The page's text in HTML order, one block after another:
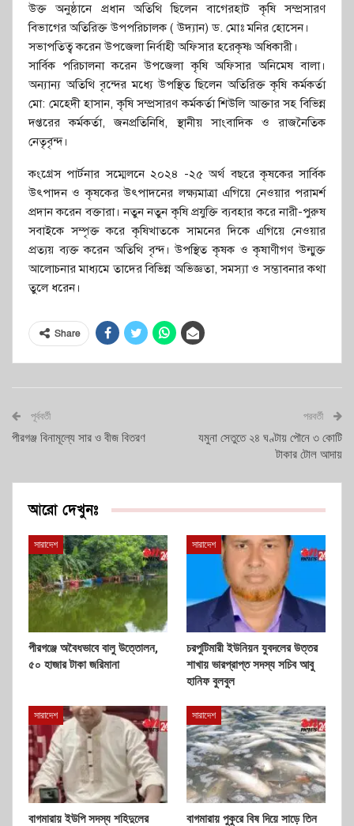
উক্ত অনুষ্ঠানে প্রধান অতিথি ছিলেন বাগেরহাট কৃষি সম্প্রসারণ
বিভাগের অতিরিক্ত উপপরিচালক ( উদ্যান) ড. মোঃ মনির হোসেন।
সভাপতিত্ব করেন উপজেলা নির্বাহী অফিসার হরেকৃষ্ণ অধিকারী।
সার্বিক পরিচালনা করেন উপজেলা কৃষি অফিসার অনিমেষ বালা।
অন্যান্য অতিথি বৃন্দের মধ্যে উপস্থিত ছিলেন অতিরিক্ত কৃষি কর্মকর্তা
মো: মেহেদী হাসান, কৃষি সম্প্রসারণ কর্মকর্তা শিউলি আক্তার সহ বিভিন্ন
দপ্তরের কর্মকর্তা, জনপ্রতিনিধি, স্থানীয় সাংবাদিক ও রাজনৈতিক
নেতৃবৃন্দ।
কংগ্রেস পার্টনার সম্মেলনে ২০২৪ -২৫ অর্থ বছরে কৃষকের সার্বিক
উৎপাদন ও কৃষকের উৎপাদনের লক্ষ্যমাত্রা এগিয়ে নেওয়ার পরামর্শ
প্রদান করেন বক্তারা। নতুন নতুন কৃষি প্রযুক্তি ব্যবহার করে নারী-পুরুষ
সবাইকে সম্পৃক্ত করে কৃষিখাতকে সামনের দিকে এগিয়ে নেওয়ার
প্রত্যয় ব্যক্ত করেন অতিথি বৃন্দ। উপস্থিত কৃষক ও কৃষাণীগণ উন্মুক্ত
আলোচনার মাধ্যমে তাদের বিভিন্ন অভিজ্ঞতা, সমস্যা ও সম্ভাবনার কথা
তুলে ধরেন।
Share
পূর্ববর্তী
পীরগঞ্জ বিনামূল্যে সার ও বীজ বিতরণ
পরবর্তী
যমুনা সেতুতে ২৪ ঘণ্টায় পৌনে ৩ কোটি
টাকার টোল আদায়
আরো দেখুনঃ
সারাদেশ
পীরগঞ্জে অবৈধভাবে বালু উত্তোলন,
৫০ হাজার টাকা জরিমানা
সারাদেশ
চরপুটিমারী ইউনিয়ন যুবদলের উত্তর
শাখায় ভারপ্রাপ্ত সদস্য সচিব আবু
হানিফ বুলবুল
সারাদেশ
বাগমারায় ইউপি সদস্য শহিদুলের
সারাদেশ
বাগমারায় পুকুরে বিষ দিয়ে সাড়ে তিন